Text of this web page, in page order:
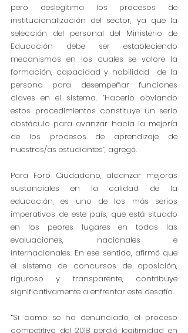
pero deslegitima los procesos de
institucionalización del sector, ya que la
selección del personal del Ministerio de
Educación debe ser estableciendo
mecanismos en los cuales se valore la
formación, capacidad y habilidad  de la
persona para desempeñar funciones
claves en el sistema. “Hacerlo obviando
estos procedimientos constituye un serio
obstáculo para avanzar hacia la mejoría
de los procesos de aprendizaje de
nuestros/as estudiantes”, agregó.
Para Foro Ciudadano, alcanzar mejoras
sustanciales en la calidad de la
educación, es uno de los más serios
imperativos de este país, que está situado
en los peores lugares en todas las
evaluaciones, nacionales e
internacionales. En ese sentido, afirmó que
el sistema de concursos de oposición,
riguroso y transparente, contribuye
significativamente a enfrentar este desafío.
“Si como se ha denunciado, el proceso
competitivo del 2018 perdió legitimidad en